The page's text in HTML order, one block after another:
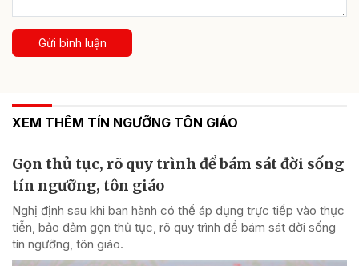
Gửi bình luận
XEM THÊM TÍN NGƯỠNG TÔN GIÁO
Gọn thủ tục, rõ quy trình để bám sát đời sống
tín ngưỡng, tôn giáo
Nghị định sau khi ban hành có thể áp dụng trực tiếp vào thực
tiễn, bảo đảm gọn thủ tục, rõ quy trình để bám sát đời sống
tín ngưỡng, tôn giáo.